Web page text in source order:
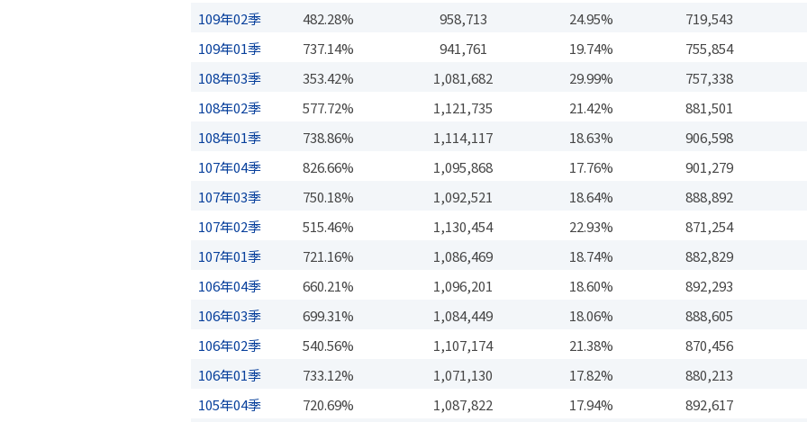
109年02季
482.28% 958,713 24.95% 719,543
109年01季
737.14% 941,761 19.74% 755,854
108年03季
353.42% 1,081,682 29.99% 757,338
108年02季
577.72% 1,121,735 21.42% 881,501
108年01季
738.86% 1,114,117 18.63% 906,598
107年04季
826.66% 1,095,868 17.76% 901,279
107年03季
750.18% 1,092,521 18.64% 888,892
107年02季
515.46% 1,130,454 22.93% 871,254
107年01季
721.16% 1,086,469 18.74% 882,829
106年04季
660.21% 1,096,201 18.60% 892,293
106年03季
699.31% 1,084,449 18.06% 888,605
106年02季
540.56% 1,107,174 21.38% 870,456
106年01季
733.12% 1,071,130 17.82% 880,213
105年04季
720.69% 1,087,822 17.94% 892,617